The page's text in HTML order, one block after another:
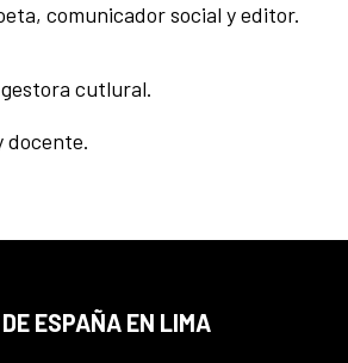
comunicador social y editor.
cutlural.
docente.
ESPAÑA EN LIMA